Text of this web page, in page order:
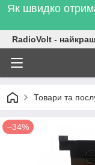
Як швидко
RadioVolt -
Товари та
–34%